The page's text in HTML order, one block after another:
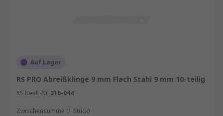
Auf Lager
RS PRO Abreißklinge 9 mm Flach Stahl 9 mm 10-teilig
RS Best.-Nr. 316-044
Zwischensumme (1 Stück)